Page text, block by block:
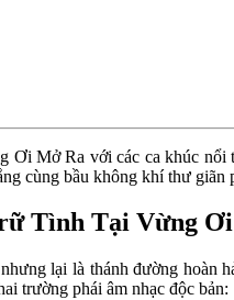
Ơi Mở Ra với các ca khúc
cùng bầu không khí thư
Tình Tại Vừng
lại là thánh đường hoàn
trường phái âm nhạc độc bản: